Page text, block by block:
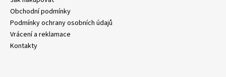
Obchodní podmínky
Podmínky ochrany osobních údajů
Vrácení a reklamace
Kontakty